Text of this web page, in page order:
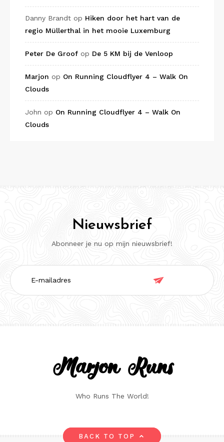
Danny Brandt op Hiken door het hart van de
regio Müllerthal in het mooie Luxemburg
Peter De Groof op De 5 KM bij de Venloop
Marjon op On Running Cloudflyer 4 – Walk On
Clouds
John op On Running Cloudflyer 4 – Walk On
Clouds
Nieuwsbrief
Abonneer je nu op mijn nieuwsbrief!
E-
mailadres

Marjon Runs
Who Runs The World!
BACK TO TOP